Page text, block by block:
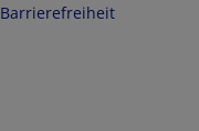
Barrierefreiheit